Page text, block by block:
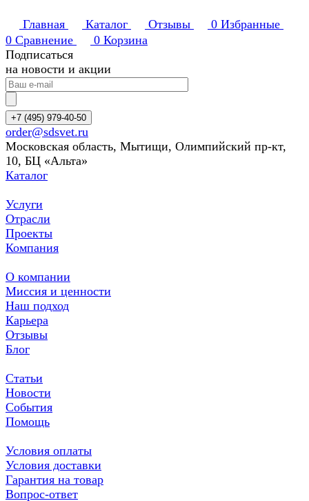
Главная Каталог Отзывы 0 Избранные
0 Сравнение 0 Корзина
Подписаться
на новости и акции
+7 (495) 979-40-50
order@sdsvet.ru
Московская область, Мытищи, Олимпийский пр-кт,
10, БЦ «Альта»
Каталог
Услуги
Отрасли
Проекты
Компания
О компании
Миссия и ценности
Наш подход
Карьера
Отзывы
Блог
Статьи
Новости
События
Помощь
Условия оплаты
Условия доставки
Гарантия на товар
Вопрос-ответ